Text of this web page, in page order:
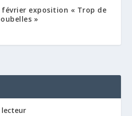
février exposition « Trop de
»
lecteur